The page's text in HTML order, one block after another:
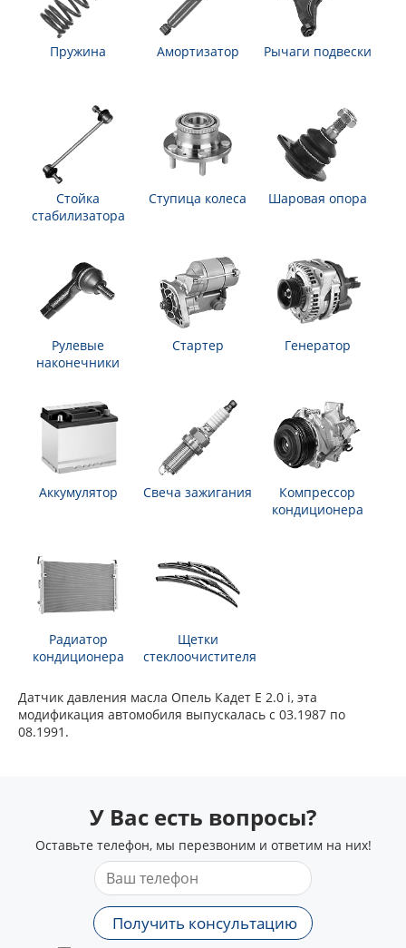
Пружина Амортизатор Рычаги подвески
Стойка
стабилизатора
Ступица колеса Шаровая опора
Рулевые
наконечники
Стартер Генератор
Аккумулятор Свеча зажигания
Компрессор
кондиционера
Радиатор
кондиционера
Щетки
стеклоочистителя
Датчик давления масла Опель Кадет Е 2.0 i, эта
модификация автомобиля выпускалась с 03.1987 по
08.1991.
У Вас есть вопросы?
Оставьте телефон, мы перезвоним и ответим на них!
Получить консультацию